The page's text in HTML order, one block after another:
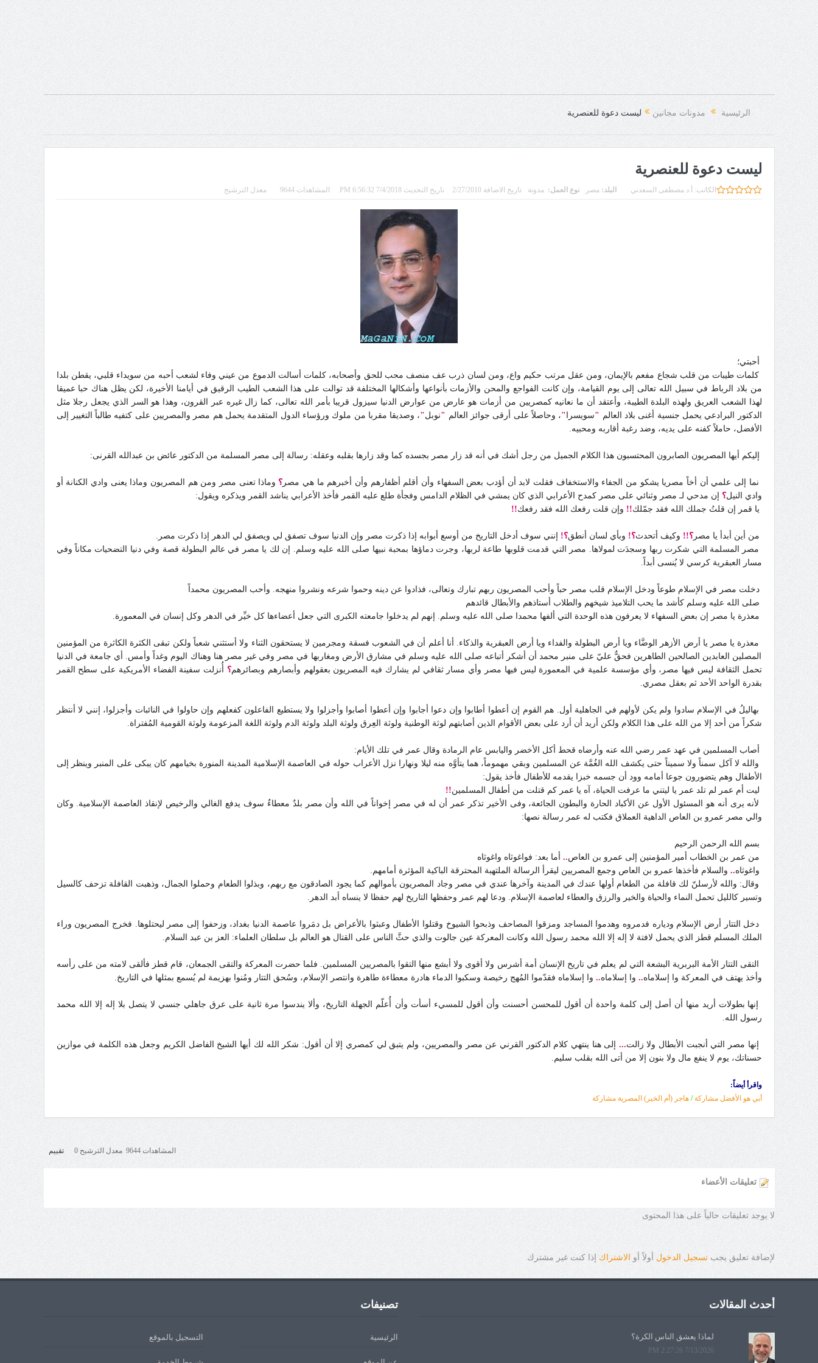
الرئيسية مدونات مجانين ليست دعوة للعنصرية
ليست دعوة للعنصرية
الكاتب: أ.د مصطفى السعدني البلد: مصر نوع العمل:مدونة تاريخ الاضافة 2/27/2010 تاريخ التحديث 7/4/2018 6:56:32 PM المشاهدات 9644 معدل الترشيح
أحبتي؛
كلمات طيبات من قلب شجاع مفعم بالإيمان، ومن عقل مرتب حكيم واع، ومن لسان ذرب عف منصف محب للحق وأصحابه، كلمات أسالت الدموع من عيني وفاء لشعب أحبه من سويداء قلبي، يقطن بلدا
من بلاد الرباط في سبيل الله تعالى إلى يوم القيامة، وإن كانت الفواجع والمحن والأزمات بأنواعها وأشكالها المختلفة قد توالت على هذا الشعب الطيب الرقيق في أيامنا الأخيرة، لكن يظل هناك حبا عميقا
لهذا الشعب العريق ولهذه البلدة الطيبة، وأعتقد أن ما نعانيه كمصريين من أزمات هو عارض من عوارض الدنيا سيزول قريبا بأمر الله تعالى، كما زال غيره عبر القرون، وهذا هو السر الذي يجعل رجلا مثل
الدكتور البرادعي يحمل جنسية أغنى بلاد العالم "سويسرا "، وحاصلاً على أرقى جوائز العالم "نوبل"، وصديقا مقربا من ملوك ورؤساء الدول المتقدمة يحمل هم مصر والمصريين على كتفيه طالباً التغيير إلى
الأفضل، حاملاً كفنه على يديه، وضد رغبة أقاربه ومحبيه.
إليكم أيها المصريون الصابرون المحتسبون هذا الكلام الجميل من رجل أشك في أنه قد زار مصر بجسده كما وقد زارها بقلبه وعقله: رسالة إلى مصر المسلمة من الدكتور عائض بن عبدالله القرنى:
نما إلى علمي أن أخاً مصريا يشكو من الجفاء والاستخفاف فقلت لابد أن أؤدب بعض السفهاء وأن أقلم أظفارهم وأن أخبرهم ما هي مصر ؟ وماذا تعنى مصر ومن هم المصريون وماذا يعنى وادي الكنانة أو
وادي النيل؟ إن مدحي لـ مصر وثنائي على مصر كمدح الأعرابي الذي كان يمشي في الظلام الدامس وفجأة طلع عليه القمر فأخذ الأعرابي يناشد القمر ويذكره ويقول:
يا قمر إن قلتُ جملك الله فقد جمّلك!! وإن قلت رفعك الله فقد رفعك!!
من أين أبدأ يا مصر؟!! وكيف أتحدث؟! وبأي لسان أنطق؟! إنني سوف أدخل التاريخ من أوسع أبوابه إذا ذكرت مصر وإن الدنيا سوف تصفق لي ويصفق لي الدهر إذا ذكرت مصر.
مصر المسلمة التي شكرت ربها وسجدَت لمولاها. مصر التي قدمت قلوبها طاعة لربها، وجرت دماؤها بمحبة نبيها صلى الله عليه وسلم. إن لك يا مصر في عالم البطولة قصة وفي دنيا التضحيات مكاناً وفي
مسار العبقرية كرسي لا يُنسى أبداً.
دخلت مصر في الإسلام طوعاً ودخل الإسلام قلب مصر حباً وأحب المصريون ربهم تبارك وتعالى، فذادوا عن دينه وحموا شرعه ونشروا منهجه. وأحب المصريون محمداً
صلى الله عليه وسلم كأشد ما يحب التلاميذ شيخهم والطلاب أستاذهم والأبطال قائدهم
معذرة يا مصر إن بعض السفهاء لا يعرفون هذه الوحدة التي ألفها محمدا صلى الله عليه وسلم. إنهم لم يدخلوا جامعته الكبرى التي جعل أعضاءها كل خيِّر في الدهر وكل إنسان في المعمورة.
معذرة يا مصر يا أرض الأزهر الوضَّاء ويا أرض البطولة والفداء ويا أرض العبقرية والذكاء. أنا أعلم أن في الشعوب فسقة ومجرمين لا يستحقون الثناء ولا أستثني شعباً ولكن تبقى الكثرة الكاثرة من المؤمنين
المصلين العابدين الصالحين الطاهرين فحقٌّ عليّ على منبر محمد أن أشكر أتباعه صلى الله عليه وسلم في مشارق الأرض ومغاربها في مصر وفي غير مصر هنا وهناك اليوم وغداً وأمس. أي جامعة في الدنيا
تحمل الثقافة ليس فيها مصر، وأي مؤسسة علمية في المعمورة ليس فيها مصر وأي مسار ثقافي لم يشارك فيه المصريون بعقولهم وأبصارهم وبصائرهم؟ أُنزلت سفينة الفضاء الأمريكية على سطح القمر
بقدرة الواحد الأحد ثم بعقل مصري.
بهاليلُ في الإسلام سادوا ولم يكن لأولهم في الجاهلية أول. هم القوم إن أعطوا أطابوا وإن دعوا أجابوا وإن أعطوا أصابوا وأجزلوا ولا يستطيع الفاعلون كفعلهم وإن حاولوا في النائبات وأجزلوا، إنني لا أنتظر
شكراً من أحد إلا من الله على هذا الكلام ولكن أريد أن أرد على بعض الأقوام الذين أصابتهم لوثة الوطنية ولوثة العِرق ولوثة البلد ولوثة الدم ولوثة اللغة المزعومة ولوثة القومية المُفتراة.
أصاب المسلمين في عهد عمر رضي الله عنه وأرضاه قحط أكل الأخضر واليابس عام الرمادة وقال عمر في تلك الأيام:
والله لا آكل سمناً ولا سميناً حتى يكشف الله الغُمَّة عن المسلمين وبقي مهموماً، هما يتأوَّه منه ليلا ونهارا نزل الأعراب حوله في العاصمة الإسلامية المدينة المنورة بخيامهم كان يبكى على المنبر وينظر إلى
الأطفال وهم يتضورون جوعا أمامه وود أن جسمه خبزا يقدمه للأطفال فأخذ يقول:
ليت أم عمر لم تلد عمر يا ليتني ما عرفت الحياة، آه يا عمر كم قتلت من أطفال المسلمين!!
لأنه يرى أنه هو المسئول الأول عن الأكباد الحارة والبطون الجائعة، وفى الأخير تذكر عمر أن له في مصر إخواناً في الله وأن مصر بلدٌ معطاءٌ سوف يدفع الغالي والرخيص لإنقاذ العاصمة الإسلامية. وكان
والي مصر عمرو بن العاص الداهية العملاق فكتب له عمر رسالة نصها:
بسم الله الرحمن الرحيم
من عمر بن الخطاب أمير المؤمنين إلى عمرو بن العاص.. أما بعد: فواغوثاه واغوثاه
واغوثاه.. والسلام فأخذها عمرو بن العاص وجمع المصريين ليقرأ الرسالة الملتهبة المحترقة الباكية المؤثرة أمامهم.
وقال: والله لأرسلنّ لك قافلة من الطعام أولها عندك في المدينة وآخرها عندي في مصر وجاد المصريون بأموالهم كما يجود الصادقون مع ربهم، وبذلوا الطعام وحملوا الجمال، وذهبت القافلة تزحف كالسيل
وتسير كالليل تحمل النماء والحياة والخير والرزق والعطاء لعاصمة الإسلام. ودعا لهم عمر وحفظها التاريخ لهم حفظا لا ينساه أبد الدهر.
دخل التتار أرض الإسلام ودياره فدمروه وهدموا المساجد ومزقوا المصاحف وذبحوا الشيوخ وقتلوا الأطفال وعبثوا بالأعراض بل دمَروا عاصمة الدنيا بغداد، وزحفوا إلى مصر ليحتلوها. فخرج المصريون وراء
الملك المسلم قطز الذي يحمل لافتة لا إله إلا الله محمد رسول الله وكانت المعركة عين جالوت والذي حثَّ الناس على القتال هو العالم بل سلطان العلماء: العز بن عبد السلام.
التقى التتار الأمة البربرية البشعة التي لم يعلم في تاريخ الإنسان أمة أشرس ولا أقوى ولا أبشع منها التقوا بالمصريين المسلمين. فلما حضرت المعركة والتقى الجمعان، قام قطز فألقى لامته من على رأسه
وأخذ يهتف في المعركة وا إسلاماه.. وا إسلاماه.. وا إسلاماه فقدّموا المُهج رخيصة وسكبوا الدماء هادرة معطاءة طاهرة وانتصر الإسلام، وسُحق التتار ومُنوا بهزيمة لم يُسمع بمثلها في التاريخ.
إنها بطولات أريد منها أن أصل إلى كلمة واحدة أن أقول للمحسن أحسنت وأن أقول للمسيء أسأت وأن أُعلّم الجهلة التاريخ، وألا يندسوا مرة ثانية على عرق جاهلي جنسي لا يتصل بلا إله إلا الله محمد
رسول الله.
إنها مصر التي أنجبت الأبطال ولا زالت...
إلى هنا ينتهي كلام الدكتور القرني عن مصر والمصريين، ولم يتبق لي كمصري إلا أن أقول: شكر الله لك أيها الشيخ الفاضل الكريم وجعل هذه الكلمة في موازين
حسناتك، يوم لا ينفع مال ولا بنون إلا من أتى الله بقلب سليم.
واقرأ أيضاً:
أبي هو الأفضل مشاركة / هاجر (أم الخير) المصرية مشاركة
المشاهدات 9644 معدل الترشيح 0 تقييم
تعليقات الأعضاء
لا يوجد تعليقات حالياً على هذا المحتوى
لإضافة تعليق يجبتسجيل الدخول أولاً أو الاشتراك إذا كنت غير مشترك
أحدث المقالات
لماذا يعشق الناس الكرة؟
7/13/2026 2:27:26 PM
تصنيفات
الرئيسية التسجيل بالموقع